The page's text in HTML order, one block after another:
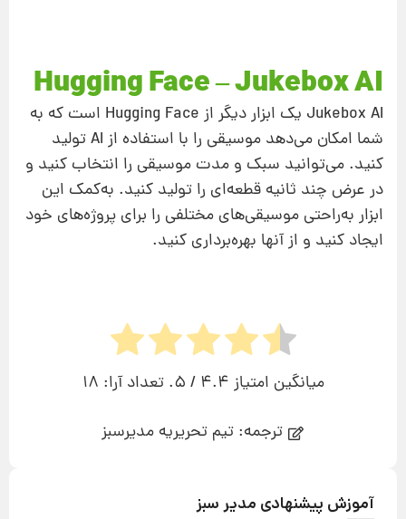
Hugging Face – Jukebox AI
Jukebox AI یک ابزار دیگر از Hugging Face است که به
شما امکان می‌دهد موسیقی را با استفاده از AI تولید
کنید. می‌توانید سبک و مدت موسیقی را انتخاب کنید و
در عرض چند ثانیه قطعه‌ای را تولید کنید. به‌کمک این
ابزار به‌راحتی موسیقی‌های مختلفی را برای پروژه‌های خود
ایجاد کنید و از آنها بهره‌برداری کنید.
میانگین امتیاز 4.4 / 5. تعداد آرا:
18
ترجمه: تیم تحریریه مدیرسبز
آموزش پیشنهادی مدیر سبز